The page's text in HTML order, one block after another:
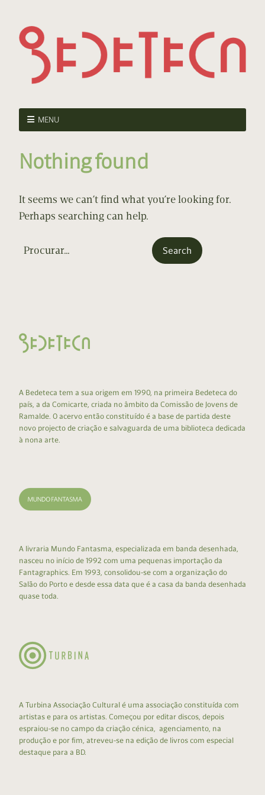
MENU
Nothing found
It seems we can’t find what you’re looking for.
Perhaps searching can help.
A Bedeteca tem a sua origem em 1990, na primeira Bedeteca do
país, a da Comicarte, criada no âmbito da Comissão de Jovens de
Ramalde. O acervo então constituído é a base de partida deste
novo projecto de criação e salvaguarda de uma biblioteca dedicada
à nona arte.
A livraria Mundo Fantasma, especializada em banda desenhada,
nasceu no início de 1992 com uma pequenas importação da
Fantagraphics. Em 1993, consolidou-se com a organização do
Salão do Porto e desde essa data que é a casa da banda desenhada
quase toda.
A Turbina Associação Cultural é uma associação constituída com
artistas e para os artistas. Começou por editar discos, depois
espraiou-se no campo da criação cénica, agenciamento, na
produção e por fim, atreveu-se na edição de livros com especial
destaque para a BD.